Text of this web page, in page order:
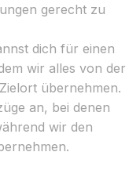
gerecht zu
dich für einen
wir alles von der
übernehmen.
an, bei denen
wir den